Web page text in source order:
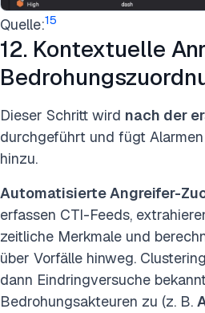
Quelle:15
12. Kontextuelle
Dieser Schritt wird nach der
durchgeführt und fügt
hinzu.
Automatisierte Angreifer-
erfassen CTI-Feeds,
zeitliche Merkmale und
über Vorfälle hinweg.
dann Eindringversuche
Bedrohungsakteuren zu (z. B.